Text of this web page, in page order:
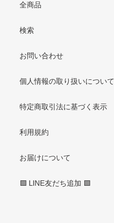
全商品
検索
お問い合わせ
個人情報の取り扱いについて
特定商取引法に基づく表示
利用規約
お届けについて
🟩 LINE友だち追加 🟩